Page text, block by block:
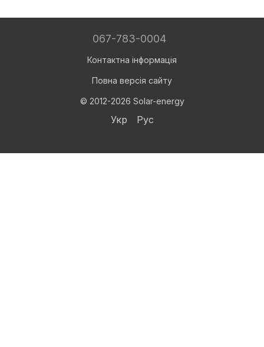
067-783-0004
Контактна інформація
Повна версія сайту
© 2012-2026 Solar-energy
Укр Рус